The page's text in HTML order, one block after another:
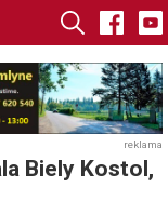
reklama
Biely Kostol,